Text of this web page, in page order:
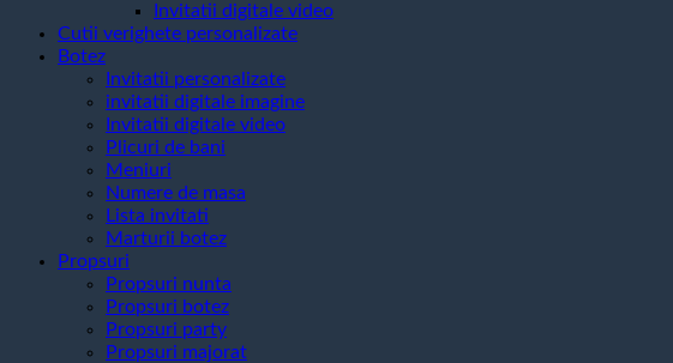
Invitatii digitale video
Cutii verighete personalizate
Botez
Invitatii personalizate
invitatii digitale imagine
Invitatii digitale video
Plicuri de bani
Meniuri
Numere de masa
Lista invitati
Marturii botez
Propsuri
Propsuri nunta
Propsuri botez
Propsuri party
Propsuri majorat